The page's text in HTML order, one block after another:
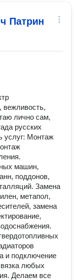
Патрин
вежливость,
лично сам,
русских
услуг: Монтаж
машин,
поддонов,
Замена
метапол,
замена
и подключение
любых
Делаем все